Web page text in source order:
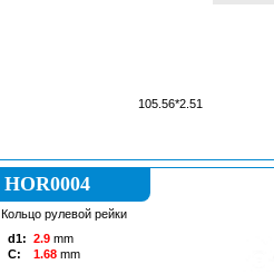
105.56*2.51
HOR0004
Кольцо рулевой рейки
d1: 2.9 mm
C:
1.68 mm